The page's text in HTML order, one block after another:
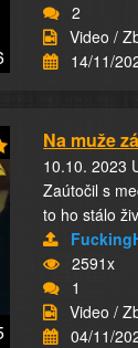
2
Video /
14/11/
Na muže
10.10. 2023
Zaútočil s
to ho stálo
2591x
1
Video /
04/11/